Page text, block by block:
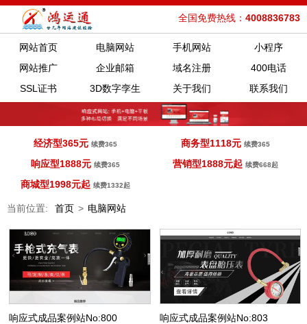
全国免费热线： 4008836783
网站首页 电脑网站 手机网站
小程序
网站推广
企业邮箱 域名注册
400电话
SSL证书
3D数字孪生 关于我们 联系我们
经济型365元 续费365 商务型1118元续费365
响应型1888元 续费365 营销型1888元起续费668起
商城型1998元起 续费1332起
当前位置: 首页 > 电脑网站
响应式成品案例站No:800 响应式成品案例站No:803